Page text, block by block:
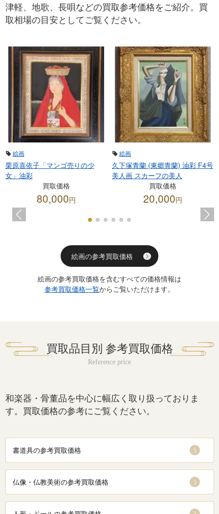
津軽、地歌、長唄などの買取参考価格をご紹介。買
取相場の目安としてご覧ください。
絵画
栗原喜依子「マンゴ売りの少
女」油彩
買取価格
80,000円
絵画
久下塚青蘭 (東郷青蘭) 油彩 F4号
美人画 スカーフの美人
買取価格
20,000円
絵画の参考買取価格
絵画の参考買取価格を含むすべての価格情報は
参考買取価格一覧からご覧いただけます。
買取品目別 参考買取価格
和楽器・骨董品を中心に幅広く取り扱っておりま
す。買取価格の参考にご覧ください。
書道具の参考買取価格
仏像・仏教美術の参考買取価格